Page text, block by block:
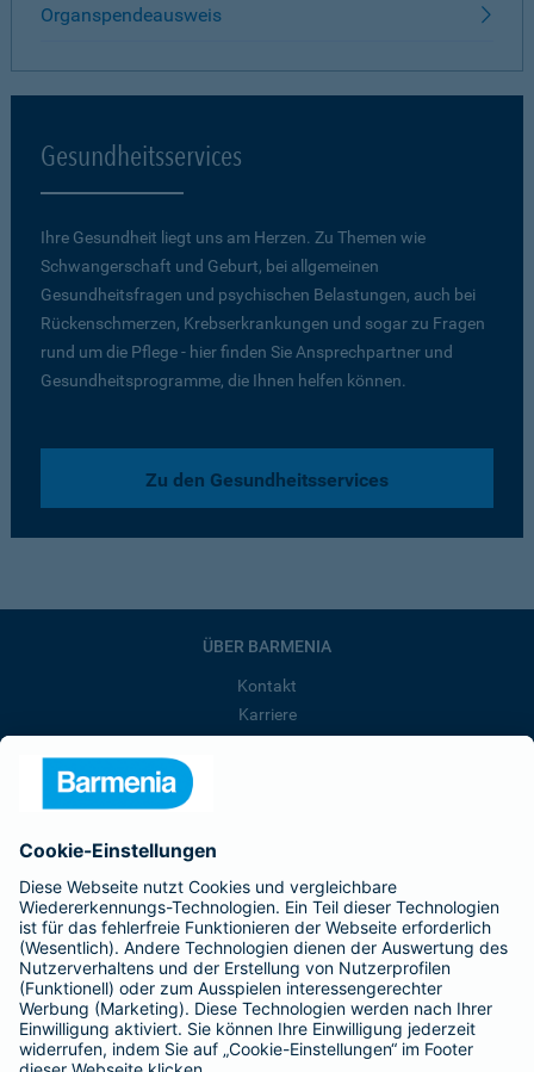
Organspendeausweis
Gesundheitsservices
Ihre Gesundheit liegt uns am Herzen. Zu Themen wie
Schwangerschaft und Geburt, bei allgemeinen
Gesundheitsfragen und psychischen Belastungen, auch bei
Rückenschmerzen, Krebserkrankungen und sogar zu Fragen
rund um die Pflege - hier finden Sie Ansprechpartner und
Gesundheitsprogramme, die Ihnen helfen können.
Zu den Gesundheitsservices
ÜBER BARMENIA
Kontakt
Karriere
Barmenia ist Teil der BarmeniaGothaer
BELIEBTE SEITEN
Kranken-Zusatzversicherung
Tierversicherungen
Haftpflichtversicherung
Hausratversicherung